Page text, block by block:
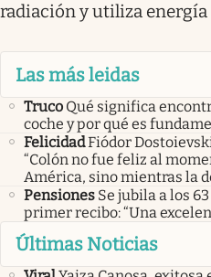
radiación y utiliza
Las más leidas
Truco Qué significa
coche y por qué es
FelicidadFiódor
“Colón no fue feliz al
América, sino mientras la
Pensiones Se jubila a los
primer recibo: “Una
Últimas Noticias